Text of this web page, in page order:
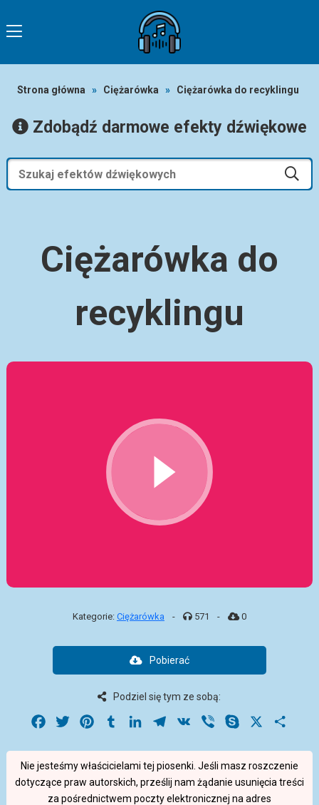
Strona główna » Ciężarówka » Ciężarówka do recyklingu
Zdobądź darmowe efekty dźwiękowe
Ciężarówka do
recyklingu
Kategorie: Ciężarówka - 571 - 0
Pobierać
Podziel się tym ze sobą:
Facebook
Twitter PinterestTumblrLinkedInTelegram
VK Viber Skype
Nie jesteśmy właścicielami tej piosenki. Jeśli masz roszczenie
dotyczące praw autorskich, prześlij nam żądanie usunięcia treści
za pośrednictwem poczty elektronicznej na adres